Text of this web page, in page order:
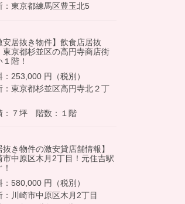
居抜き店舗物件「御茶ノ水3階」
：東京都練馬区豊玉北5
安居抜き物件】飲食店居抜
東京都杉並区の高円寺商店街
階！
：253,000 円（税別）
：東京都杉並区高円寺北２丁
：７坪 階数：１階
抜き物件の激安貸店舗情報】
市中原区木月2丁目！元住吉駅
：580,000 円（税別）
：川崎市中原区木月2丁目